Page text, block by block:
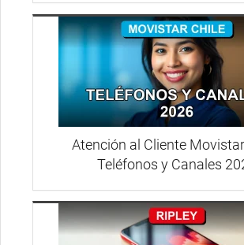
Atención al Cliente
Teléfonos y Canales